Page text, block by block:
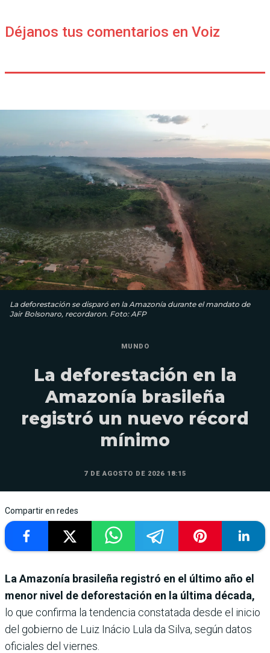
Déjanos tus comentarios en Voiz
La deforestación se disparó en la Amazonía durante el mandato de
Jair Bolsonaro, recordaron. Foto: AFP
MUNDO
La deforestación en la
Amazonía brasileña
registró un nuevo récord
mínimo
7 DE AGOSTO DE 2026 18:15
Compartir en redes
La Amazonía brasileña registró en el último año el
menor nivel de deforestación en la última década,
lo que confirma la tendencia constatada desde el inicio
del gobierno de Luiz Inácio Lula da Silva, según datos
oficiales del viernes.